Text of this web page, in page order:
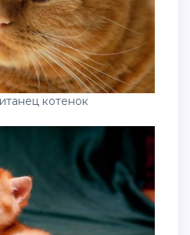
котенок